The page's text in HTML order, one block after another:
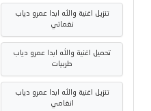
تنزيل اغنية والله ابدا عمرو دياب
نغماتي
تحميل اغنية والله ابدا عمرو دياب
طربيات
تنزيل اغنية والله ابدا عمرو دياب
انغامي